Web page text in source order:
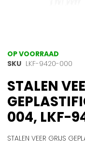
Ga
naar
begin
van
de
afbeeldingen-
gallerij
OP VOORRAAD
SKU LKF-9420-000
STALEN
004, LKF-
STALEN VEER GRIJS